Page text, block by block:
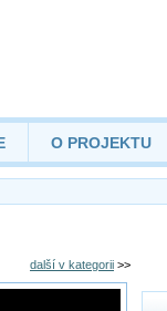
O PROJEKTU
další v kategorii >>